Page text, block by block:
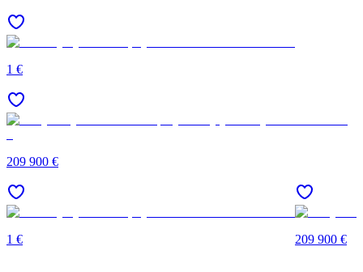
1 €
209 900 €
1 € 209 900 €